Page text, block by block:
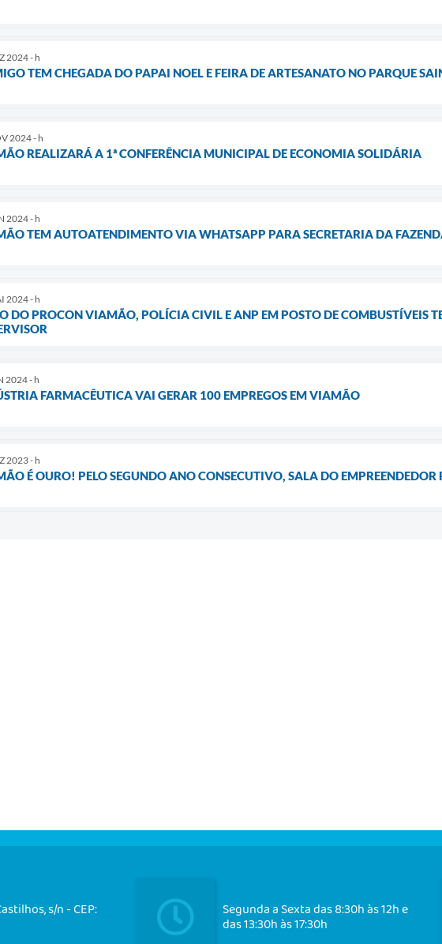
2024 - h
TEM CHEGADA DO PAPAI NOEL E FEIRA DE ARTESANATO NO PARQUE
2024 - h
REALIZARÁ A 1ª CONFERÊNCIA MUNICIPAL DE ECONOMIA SOLIDÁRIA
2024 - h
TEM AUTOATENDIMENTO VIA WHATSAPP PARA SECRETARIA DA
2024 - h
DO PROCON VIAMÃO, POLÍCIA CIVIL E ANP EM POSTO DE COMBUSTÍVEIS
2024 - h
FARMACÊUTICA VAI GERAR 100 EMPREGOS EM VIAMÃO
2023 - h
É OURO! PELO SEGUNDO ANO CONSECUTIVO, SALA DO EMPREENDEDOR
s/n - CEP: Segunda a Sexta das 8:30h às 12h e
das 13:30h às 17:30h